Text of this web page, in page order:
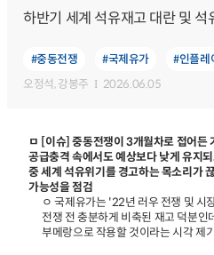
하반기 세계 석유재고 대란 및
#중동전쟁 #국제유가
#인플레
오정석, 강봉주 2026.06.05
ㅁ [이슈] 중동전쟁이 3개월차로 접어든
공급충격 속에서도 예상보다 낮게 유지
중 세계 석유위기를 경고하는 목소리가
가능성을 점검
ㅇ 국제유가는 '22년 러우 전쟁 및 시
전쟁 전 충분하게 비축된 재고 덕분인
부메랑으로 작용할 것이라는 시각 제기